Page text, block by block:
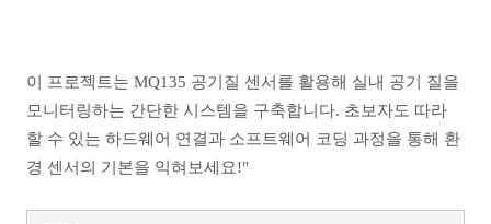
이 프로젝트는 MQ135 공기질 센서를 활용해 실내 공기 질을
모니터링하는 간단한 시스템을 구축합니다. 초보자도 따라
할 수 있는 하드웨어 연결과 소프트웨어 코딩 과정을 통해 환
경 센서의 기본을 익혀보세요!"